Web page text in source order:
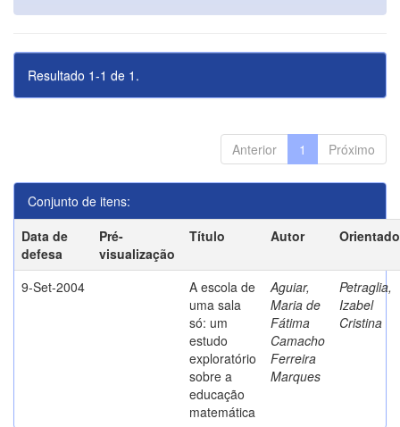
Resultado 1-1 de 1.
Anterior 1 Próximo
Conjunto de itens:
Data de
defesa
Pré-
visualização
Título Autor
9-Set-2004
A escola de
uma sala
só: um
estudo
exploratório
sobre a
educação
matemática
Aguiar,
Maria de
Fátima
Camacho
Ferreira
Marques
Petraglia,
Izabel
Cristina